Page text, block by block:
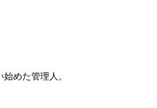
めた管理人。